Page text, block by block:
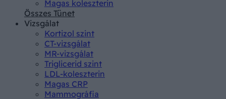
Magas koleszterin
Összes Tünet
Vizsgálat
Kortizol szint
CT-vizsgálat
MR-vizsgálat
Triglicerid szint
LDL-koleszterin
Magas CRP
Mammográfia